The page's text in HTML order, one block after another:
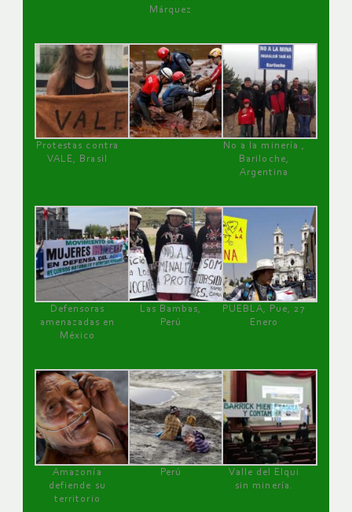
Márquez
Protestas contra
VALE, Brasil
No a la minería ,
Bariloche,
Argentina
Defensoras
amenazadas en
México
Las Bambas,
Perú
PUEBLA, Pue, 27
Enero
Amazonía
defiende su
territorio
Perú
Valle del Elqui
sin minería.